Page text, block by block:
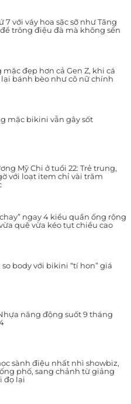
với váy hoa sặc sỡ như Tăng
trông điệu đà mà không sến
đẹp hơn cả Gen Z, khi cá
bánh bèo như cô nữ chính
mặc bikini vẫn gây sốt
Mỹ Chi ở tuổi 22: Trẻ trung,
với loạt item chỉ vài trăm
ngay 4 kiểu quần ống rộng
quê vừa kéo tụt chiều cao
so body với bikini “tí hon” giá
năng động suốt 9 tháng
sành điệu nhất nhì showbiz,
phố, sang chảnh từ giảng
đọ lại